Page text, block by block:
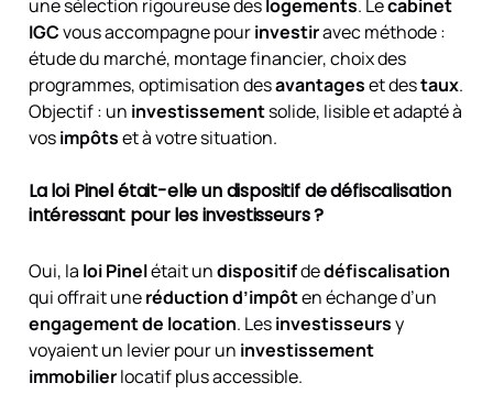
une sélection rigoureuse des logements. Lecabinet
IGCvous accompagne pourinvestiravec méthode :
étude du marché, montage financier, choix des
programmes, optimisation desavantageset destaux.
Objectif : un investissementsolide, lisible et adapté à
vosimpôtset à votre situation.
La loi Pinel était-elle un dispositif de défiscalisation
intéressant pour les investisseurs ?
Oui, la loi Pinelétait undispositifdedéfiscalisation
qui offrait uneréduction d’impôten échange d’un
engagement de location. Lesinvestisseursy
voyaient un levier pour un investissement
immobilierlocatif plus accessible.